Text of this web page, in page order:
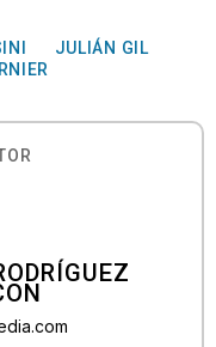
JULIÁN GIL